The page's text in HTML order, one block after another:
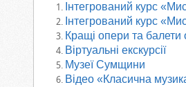
Інтегрований курс
Інтегрований курс
Кращі опери та балети
Віртуальні екскурсії
Музеї Сумщини
Відео «Класична